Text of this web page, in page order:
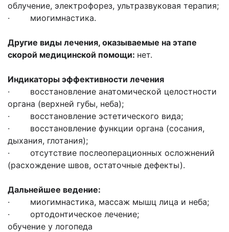
облучение, электрофорез, ультразвуковая терапия;
· миогимнастика.
Другие виды лечения, оказываемые на этапе
скорой медицинской помощи: нет.
Индикаторы эффективности лечения
· восстановление анатомической целостности
органа (верхней губы, неба);
· восстановление эстетического вида;
· восстановление функции органа (сосания,
дыхания, глотания);
· отсутствие послеоперационных осложнений
(расхождение швов, остаточные дефекты).
Дальнейшее ведение:
· миогимнастика, массаж мышц лица и неба;
· ортодонтическое лечение;
обучение у логопеда